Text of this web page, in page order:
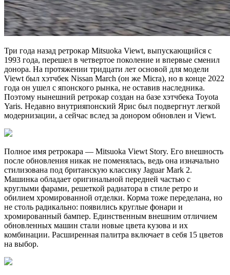
Три года назад ретрокар Mitsuoka Viewt, выпускающийся с
1993 года, перешел в четвертое поколение и впервые сменил
донора. На протяжении тридцати лет основой для модели
Viewt был хэтчбек Nissan March (он же Micra), но в конце 2022
года он ушел с японского рынка, не оставив наследника.
Поэтому нынешний ретрокар создан на базе хэтчбека Toyota
Yaris. Недавно внутрияпонский Ярис был подвергнут легкой
модернизации, а сейчас вслед за донором обновлен и Viewt.
Полное имя ретрокара — Mitsuoka Viewt Story. Его внешность
после обновления никак не поменялась, ведь она изначально
стилизована под британскую классику Jaguar Mark 2.
Машинка обладает оригинальной передней частью с
круглыми фарами, решеткой радиатора в стиле ретро и
обилием хромированной отделки. Корма тоже переделана, но
не столь радикально: появились круглые фонари и
хромированный бампер. Единственным внешним отличием
обновленных машин стали новые цвета кузова и их
комбинации. Расширенная палитра включает в себя 15 цветов
на выбор.